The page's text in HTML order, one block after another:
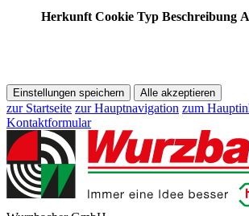
Herkunft Cookie Typ Beschreibung
Einstellungen speichern Alle akzeptieren
zur Startseite zur Hauptnavigation zum
Kontaktformular